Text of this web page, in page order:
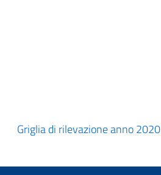
Griglia di rilevazione anno 2020